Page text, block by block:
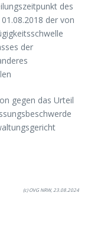
des
der von
der
gegen das Urteil
(c) OVG NRW, 23.08.2024